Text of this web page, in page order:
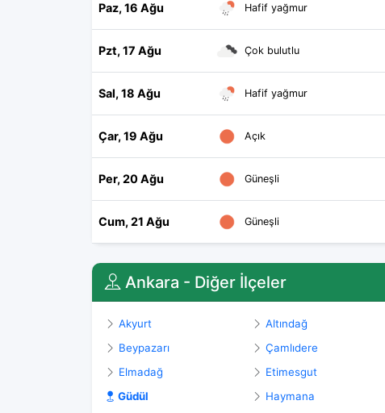
Paz, 16 Ağu Hafif yağmur
Pzt, 17 Ağu Çok bulutlu
Sal, 18 Ağu Hafif yağmur
Çar, 19 Ağu Açık
Per, 20 Ağu Güneşli
Cum, 21 Ağu Güneşli
Ankara - Diğer İlçeler
Akyurt Altındağ
Beypazarı
Çamlıdere
Elmadağ
Etimesgut
Güdül
Haymana